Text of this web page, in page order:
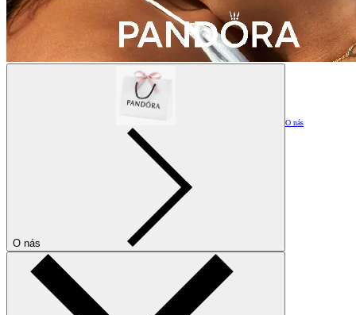
O nás
O nás